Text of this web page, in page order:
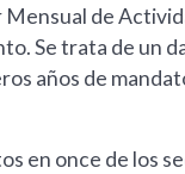
de
Se trata de un
años de
en once de los